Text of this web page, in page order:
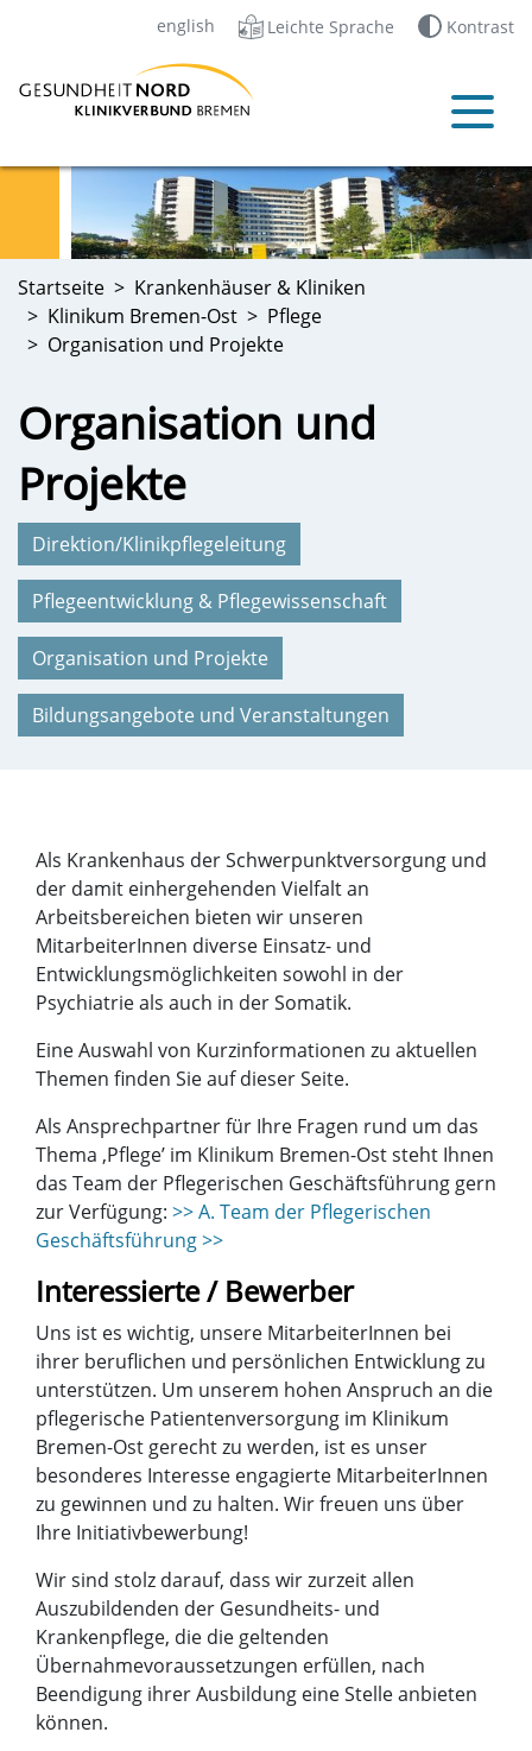
english Leichte Sprache Kontrast
Startseite
Krankenhäuser & Kliniken
Klinikum Bremen-Ost
Pflege
Organisation und Projekte
Organisation und
Projekte
Direktion/Klinikpflegeleitung
Pflegeentwicklung & Pflegewissenschaft
Organisation und Projekte
Bildungsangebote und Veranstaltungen
Als Krankenhaus der Schwerpunktversorgung und
der damit einhergehenden Vielfalt an
Arbeitsbereichen bieten wir unseren
MitarbeiterInnen diverse Einsatz- und
Entwicklungsmöglichkeiten sowohl in der
Psychiatrie als auch in der Somatik.
Eine Auswahl von Kurzinformationen zu aktuellen
Themen finden Sie auf dieser Seite.
Als Ansprechpartner für Ihre Fragen rund um das
Thema ‚Pflege’ im Klinikum Bremen-Ost steht Ihnen
das Team der Pflegerischen Geschäftsführung gern
zur Verfügung: >> A. Team der Pflegerischen
Geschäftsführung >>
Interessierte / Bewerber
Uns ist es wichtig, unsere MitarbeiterInnen bei
ihrer beruflichen und persönlichen Entwicklung zu
unterstützen. Um unserem hohen Anspruch an die
pflegerische Patientenversorgung im Klinikum
Bremen-Ost gerecht zu werden, ist es unser
besonderes Interesse engagierte MitarbeiterInnen
zu gewinnen und zu halten. Wir freuen uns über
Ihre Initiativbewerbung!
Wir sind stolz darauf, dass wir zurzeit allen
Auszubildenden der Gesundheits- und
Krankenpflege, die die geltenden
Übernahmevoraussetzungen erfüllen, nach
Beendigung ihrer Ausbildung eine Stelle anbieten
können.